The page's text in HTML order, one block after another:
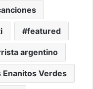
featured
argentino
Enanitos Verdes